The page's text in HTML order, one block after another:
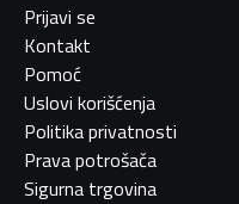
Prijavi se
Kontakt
Pomoć
Uslovi korišćenja
Politika privatnosti
Prava potrošača
Sigurna trgovina